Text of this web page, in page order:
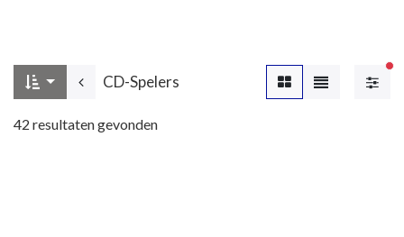
CD-Spelers
42 resultaten gevonden